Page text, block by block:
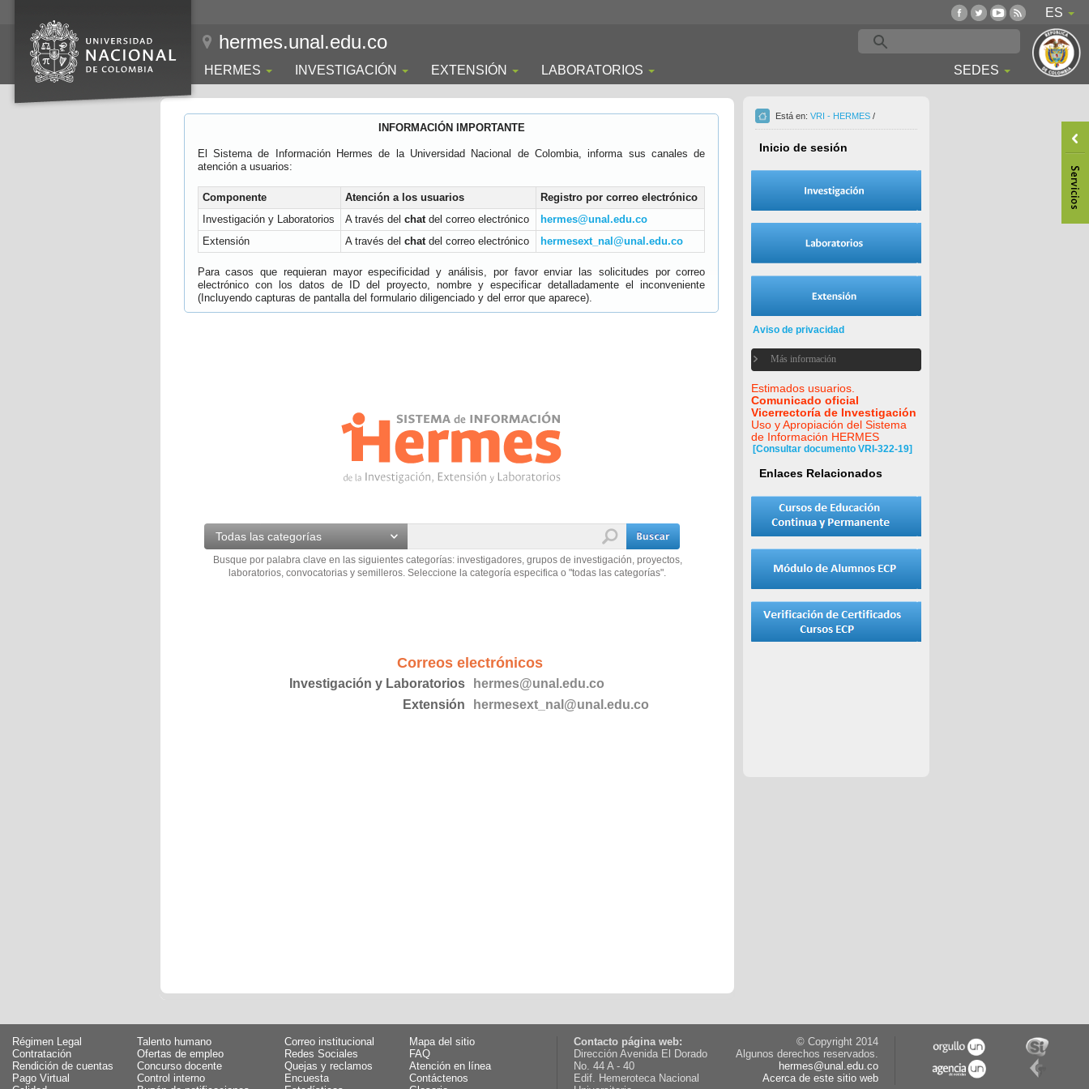
ES
hermes.unal.edu.co
HERMES INVESTIGACIÓN EXTENSIÓN LABORATORIOS SEDES
INFORMACIÓN IMPORTANTE
El Sistema de Información Hermes de la Universidad Nacional de Colombia, informa sus canales de
atención a usuarios:
Componente Atención a los usuarios
Registro por correo electrónico
Investigación y Laboratorios
A través del chatdel correo electrónico
hermes@unal.edu.co
Extensión
A través del chatdel correo electrónico hermesext_nal@unal.edu.co
Para casos que requieran mayor especificidad y análisis, por favor enviar las solicitudes por correo
electrónico con los datos de ID del proyecto, nombre y especificar detalladamente el inconveniente
(Incluyendo capturas de pantalla del formulario diligenciado y del error que aparece).
Todas las categorías
Busque por palabra clave en las siguientes categorías: investigadores, grupos de investigación, proyectos,
laboratorios, convocatorias y semilleros. Seleccione la categoría especifica o "todas las categorías".
Correos electrónicos
Investigación y Laboratorios
hermes@unal.edu.co
Extensión
hermesext_nal@unal.edu.co
Está en: VRI - HERMES /
Inicio de sesión
Aviso de privacidad
Más información
Estimados usuarios.
Comunicado oficial
Vicerrectoría de Investigación
Uso y Apropiación del Sistema
de Información HERMES
[Consultar documento VRI-322-19]
Enlaces Relacionados
Régimen Legal
Talento humano
Contratación
Ofertas de empleo
Rendición de cuentas
Concurso docente
Pago Virtual
Control interno
Correo institucional
Mapa del sitio
Redes Sociales
FAQ
Quejas y reclamos
Atención en línea
Encuesta
Contáctenos
Contacto página web:
Dirección Avenida El Dorado
No. 44 A - 40
Edif. Hemeroteca Nacional
© Copyright 2014
Algunos derechos reservados.
hermes@unal.edu.co
Acerca de este sitio web